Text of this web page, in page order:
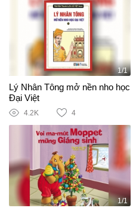
1/1
Lý Nhân Tông mở nền nho học
Đại Việt
4.2K 4
1/1